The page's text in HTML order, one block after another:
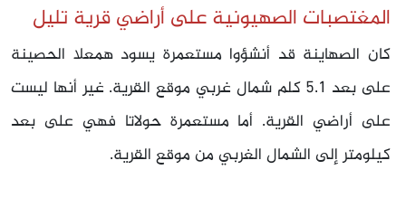
المغتصبات الصهيونية على أراضي قرية تليل
كان الصهاينة قد أنشؤوا مستعمرة يسود همعلا الحصينة
على بعد 5.1 كلم شمال غربي موقع القرية. غير أنها ليست
على أراضي القرية. أما مستعمرة حولاتا فهي على بعد
كيلومتر إلى الشمال الغربي من موقع القرية.